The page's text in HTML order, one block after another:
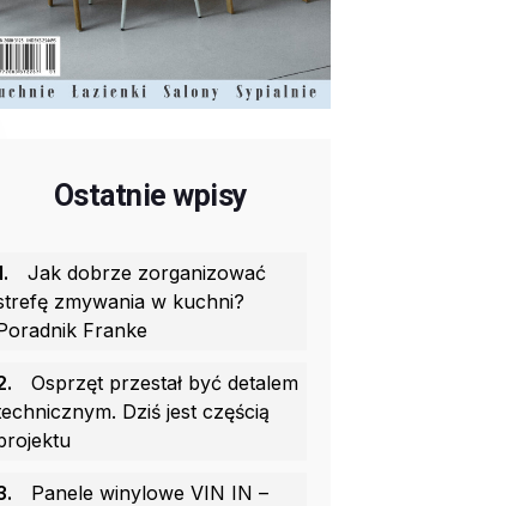
Ostatnie wpisy
Jak dobrze zorganizować
zmywania w kuchni?
Franke
Osprzęt przestał być detalem
Dziś jest częścią
Panele winylowe VIN IN –